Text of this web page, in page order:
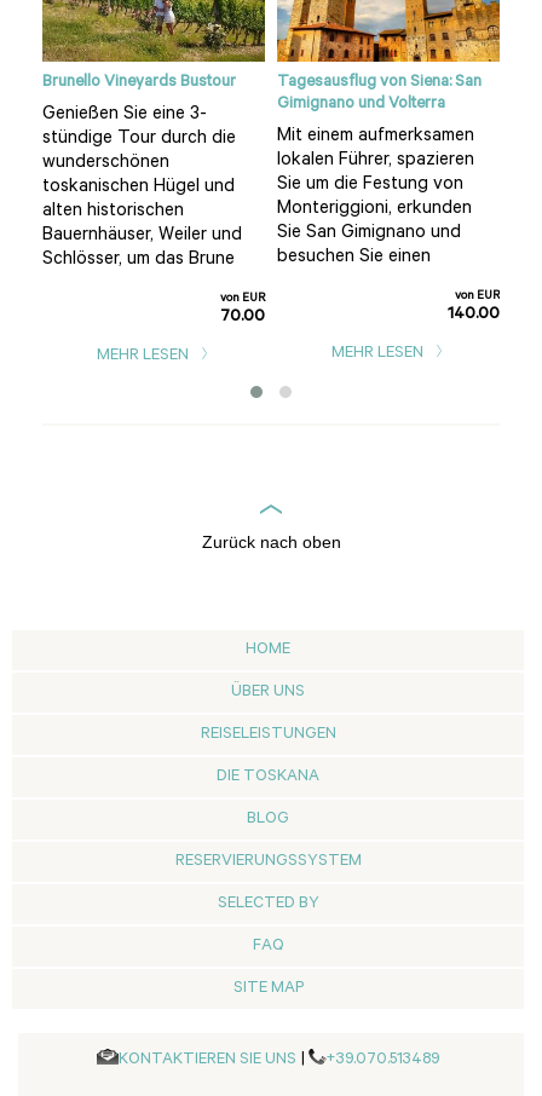
Brunello Vineyards Bustour
Genießen Sie eine 3-
stündige Tour durch die
wunderschönen
toskanischen Hügel und
alten historischen
Bauernhäuser, Weiler und
Schlösser, um das Brune
von EUR
70.00
MEHR LESEN
Tagesausflug von Siena: San
Gimignano und Volterra
Mit einem aufmerksamen
lokalen Führer, spazieren
Sie um die Festung von
Monteriggioni, erkunden
Sie San Gimignano und
besuchen Sie einen
von EUR
140.00
MEHR LESEN
Zurück nach oben
HOME
ÜBER UNS
REISELEISTUNGEN
DIE TOSKANA
BLOG
RESERVIERUNGSSYSTEM
SELECTED BY
FAQ
SITE MAP
KONTAKTIEREN SIE UNS +39.070.513489